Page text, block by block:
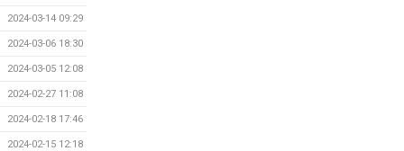
2024-03-14 09:29
2024-03-06 18:30
2024-03-05 12:08
2024-02-27 11:08
2024-02-18 17:46
2024-02-15 12:18